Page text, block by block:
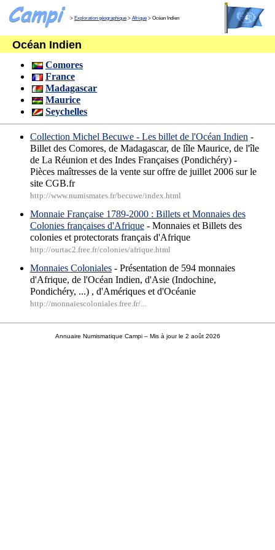
> Exploration géographique > Afrique > Océan Indien
Océan Indien
Comores
France
Madagascar
Maurice
Seychelles
Collection Michel Becuwe - Les billet de l'Océan Indien -
Billet des Comores, de Madagascar, de lîle Maurice, de l'île
de La Réunion et des Indes Françaises (Pondichéry) -
Pièces maîtresses de la vente sur offre de juillet 2006 sur le
site CGB.fr
http://www.numismates.fr/becuwe/index.html
Monnaie Française 1789-2000 : Billets et Monnaies des
Colonies françaises d'Afrique- Monnaies et Billets des
colonies et protectorats français d'Afrique
http://ourtac2.free.fr/colonies/afrique.html
Monnaies Coloniales- Présentation de 594 monnaies
d'Afrique, de l'Océan Indien, d'Asie (Indochine,
Pondichéry, ...) , d'Amériques et d'Océanie
http://monnaiescoloniales.free.fr/...
Annuaire Numismatique Campi– Mis à jour le 2 août 2026